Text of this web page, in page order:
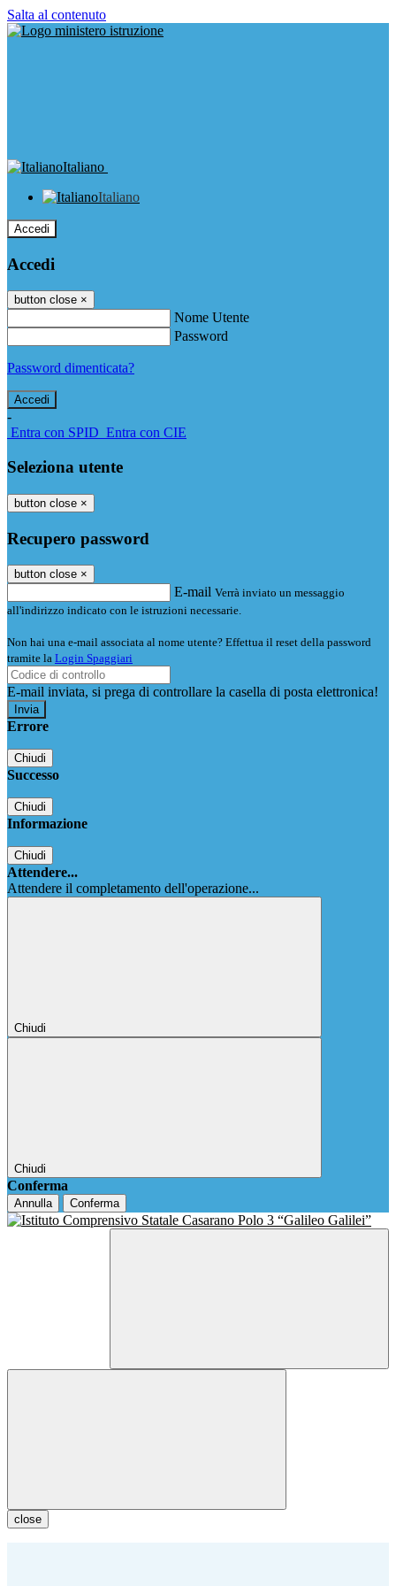
Salta al contenuto
Italiano
Italiano
Accedi
Accedi
button close ×
Nome Utente
Password
Password dimenticata?
-
Entra con SPID Entra con CIE
Seleziona utente
button close ×
Recupero password
button close ×
E-mail Verrà inviato un messaggio
all'indirizzo indicato con le istruzioni necessarie.
Non hai una e-mail associata al nome utente? Effettua il reset della password
tramite la Login Spaggiari
E-mail inviata, si prega di controllare la casella di posta elettronica!
Errore
Chiudi
Successo
Chiudi
Informazione
Chiudi
Attendere...
Attendere il completamento dell'operazione...
Chiudi
Chiudi
Conferma
Annulla Conferma
close